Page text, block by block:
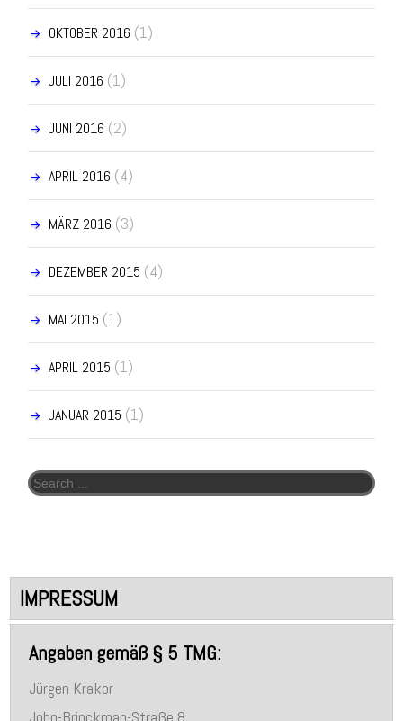
OKTOBER 2016 (1)
JULI 2016 (1)
JUNI 2016 (2)
APRIL 2016 (4)
MÄRZ 2016 (3)
DEZEMBER 2015 (4)
MAI 2015 (1)
APRIL 2015 (1)
JANUAR 2015 (1)
Search for:
IMPRESSUM
Angaben gemäß § 5 TMG:
Jürgen Krakor